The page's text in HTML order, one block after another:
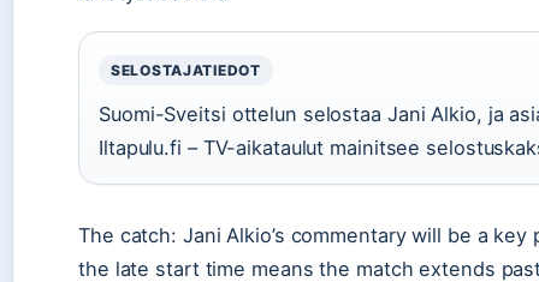
SELOSTAJATIEDOT
Suomi-Sveitsi ottelun selostaa Jani Alkio, ja
Iltapulu.fi – TV-aikataulut mainitsee
The catch: Jani Alkio’s commentary will be a
the late start time means the match extends